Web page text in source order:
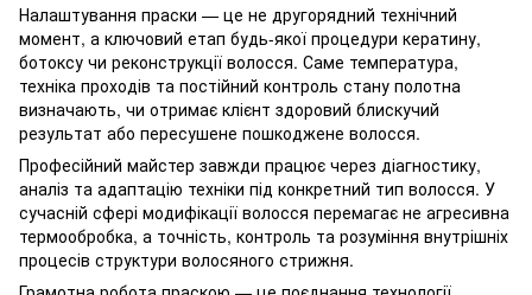
Налаштування праски — це не другорядний технічний
момент, а ключовий етап будь-якої процедури кератину,
ботоксу чи реконструкції волосся. Саме температура,
техніка проходів та постійний контроль стану полотна
визначають, чи отримає клієнт здоровий блискучий
результат або пересушене пошкоджене волосся.
Професійний майстер завжди працює через діагностику,
аналіз та адаптацію техніки під конкретний тип волосся. У
сучасній сфері модифікації волосся перемагає не агресивна
термообробка, а точність, контроль та розуміння внутрішніх
процесів структури волосяного стрижня.